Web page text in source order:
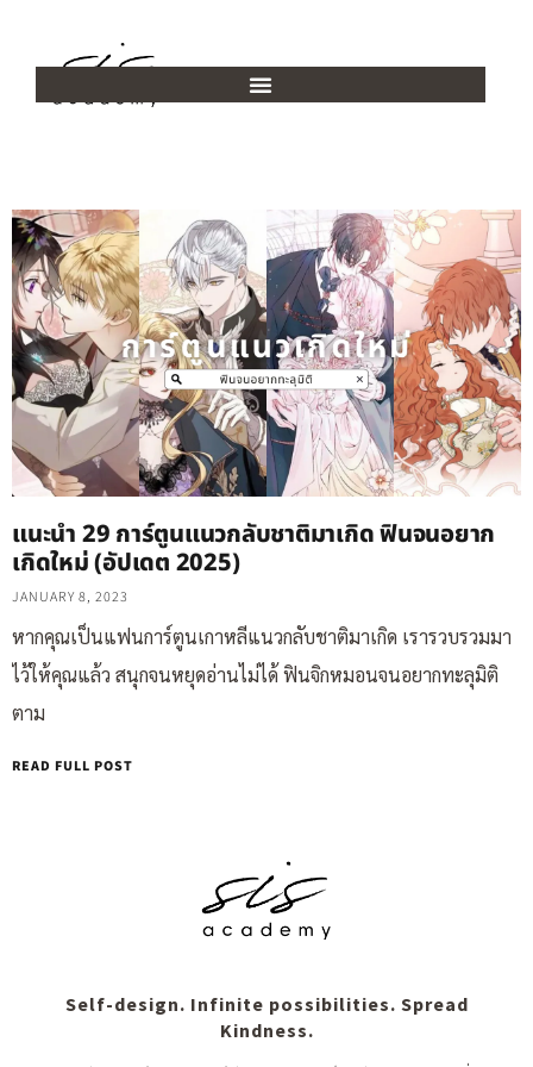
แนะนำ 29 การ์ตูนแนวกลับชาติมาเกิด ฟินจนอยาก
เกิดใหม่ (อัปเดต 2025)
JANUARY 8, 2023
หากคุณเป็นแฟนการ์ตูนเกาหลีแนวกลับชาติมาเกิด เรารวบรวมมา
ไว้ให้คุณแล้ว สนุกจนหยุดอ่านไม่ได้ ฟินจิกหมอนจนอยากทะลุมิติ
ตาม
READ FULL POST
Self-design. Infinite possibilities. Spread
Kindness.